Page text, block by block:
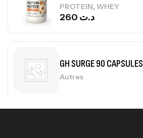
PROTEIN,WHEY
د.ت
GH SURGE 90 CAPSULES
Autres